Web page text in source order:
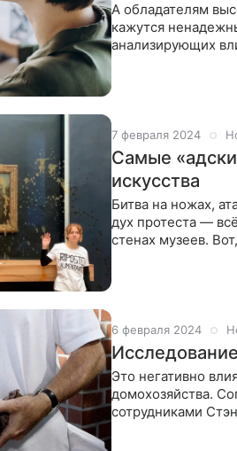
А обладателям
кажутся
анализирующих
7 февраля 2024
Самые
искусства
Битва на ножах,
дух протеста —
стенах музеев.
6 февраля 2024
Это негативно
домохозяйства.
сотрудниками